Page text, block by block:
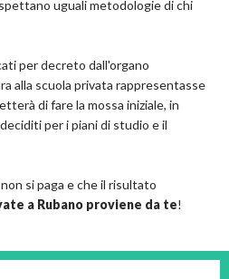
uguali metodologie di chi
per decreto dall'organo
alla scuola privata rappresentasse
di fare la mossa iniziale, in
per i piani di studio e il
si paga e che il risultato
a Rubano proviene da te!